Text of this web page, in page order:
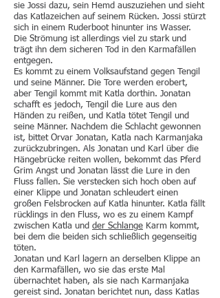
sie Jossi dazu, sein Hemd auszuziehen und sieht
das Katlazeichen auf seinem Rücken. Jossi stürzt
sich in einem Ruderboot hinunter ins Wasser.
Die Strömung ist allerdings viel zu stark und
trägt ihn dem sicheren Tod in den Karmafällen
entgegen.
Es kommt zu einem Volksaufstand gegen Tengil
und seine Männer. Die Tore werden erobert,
aber Tengil kommt mit Katla dorthin. Jonatan
schafft es jedoch, Tengil die Lure aus den
Händen zu reißen, und Katla tötet Tengil und
seine Männer. Nachdem die Schlacht gewonnen
ist, bittet Orvar Jonatan, Katla nach Karmanjaka
zurückzubringen. Als Jonatan und Karl über die
Hängebrücke reiten wollen, bekommt das Pferd
Grim Angst und Jonatan lässt die Lure in den
Fluss fallen. Sie verstecken sich hoch oben auf
einer Klippe und Jonatan schleudert einen
großen Felsbrocken auf Katla hinunter. Katla fällt
rücklings in den Fluss, wo es zu einem Kampf
zwischen Katla und der Schlange Karm kommt,
bei dem die beiden sich schließlich gegenseitig
töten.
Jonatan und Karl lagern an derselben Klippe an
den Karmafällen, wo sie das erste Mal
übernachtet haben, als sie nach Karmanjaka
gereist sind. Jonatan berichtet nun, dass Katlas